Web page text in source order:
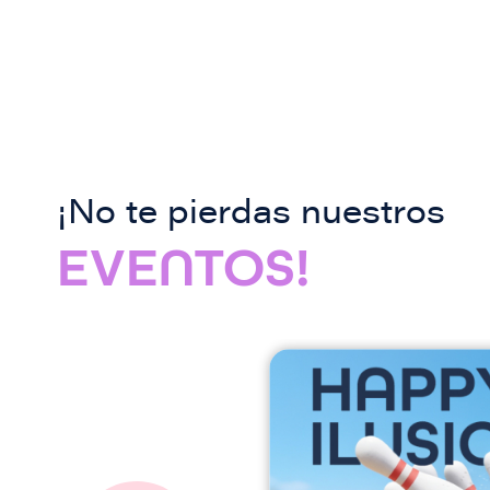
¡No te pierdas nuestros
EVENTOS!
I
g